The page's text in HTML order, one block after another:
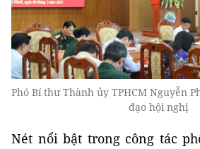
Phó Bí thư Thành ủy TPHCM Nguyễn
đạo hội nghị
Nét nổi bật trong công tác